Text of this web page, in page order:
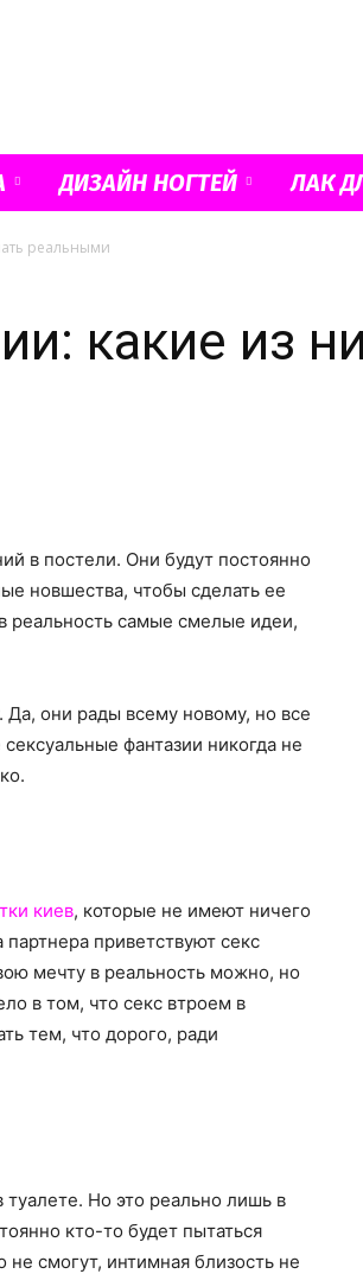
Французский
все
нем
ДИЗАЙН НОГТЕЙ ЛАК
реальными
какие из
в постели. Они будут постоянно
новшества, чтобы сделать ее
реальность самые смелые идеи,
они рады всему новому, но все
фантазии никогда не
киев, которые не имеют ничего
приветствуют секс
мечту в реальность можно, но
в том, что секс втроем в
тем, что дорого, ради
туалете. Но это реально лишь в
кто-то будет пытаться
не смогут, интимная близость не